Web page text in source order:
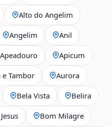
Alto do Angelim
Angelim Anil
Apeadouro Apicum
e Tambor Aurora
Bela Vista Belira
Bom Milagre